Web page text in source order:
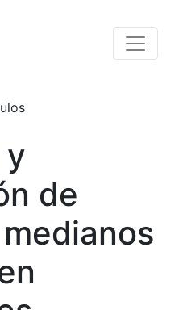
mamíferos medianos y
es:
y
de